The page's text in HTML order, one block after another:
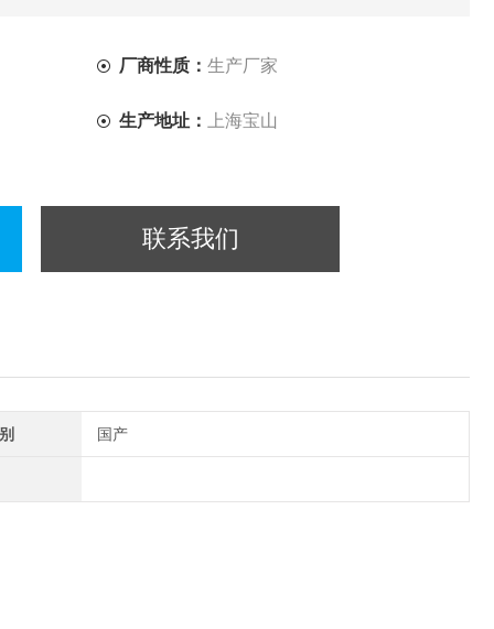
厂商性质： 生产厂家
生产地址： 上海宝山
联系我们
国产